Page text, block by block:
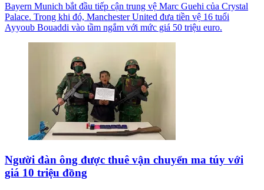
Bayern Munich bắt đầu tiếp cận trung vệ Marc Guehi của Crystal
Palace. Trong khi đó, Manchester United đưa tiền vệ 16 tuổi
Ayyoub Bouaddi vào tầm ngắm với mức giá 50 triệu euro.
Người đàn ông được thuê vận chuyển ma túy với
giá 10 triệu đồng